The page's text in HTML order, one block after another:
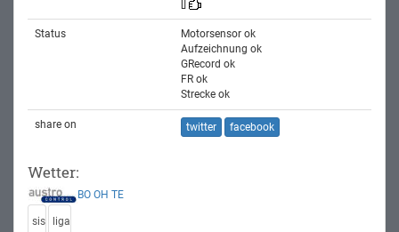
Status
Motorsensor ok
Aufzeichnung ok
GRecord ok
FR ok
Strecke ok
share on twitter facebook
Wetter:
BO OH TE
sis liga